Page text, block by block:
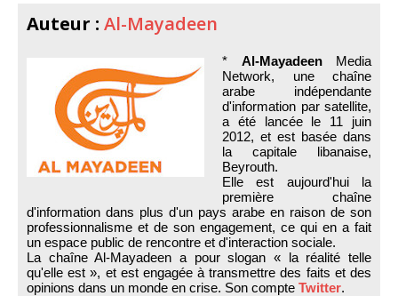
Auteur : Al-Mayadeen
* Al-MayadeenMedia
Network, une chaîne
arabe indépendante
d'information par satellite,
a été lancée le 11 juin
2012, et est basée dans
la capitale libanaise,
Beyrouth.
Elle est aujourd'hui la
première chaîne
d'information dans plus d'un pays arabe en raison de son
professionnalisme et de son engagement, ce qui en a fait
un espace public de rencontre et d'interaction sociale.
La chaîne Al-Mayadeen a pour slogan « la réalité telle
qu'elle est », et est engagée à transmettre des faits et des
opinions dans un monde en crise. Son compte Twitter.